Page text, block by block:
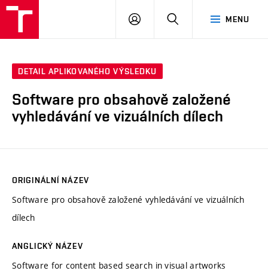
MENU
PŘIHLÁSIT
DETAIL APLIKOVANÉHO VÝSLEDKU
Software pro obsahově založené
vyhledávání ve vizuálních dílech
ORIGINÁLNÍ NÁZEV
Software pro obsahově založené vyhledávání ve vizuálních
dílech
ANGLICKÝ NÁZEV
Software for content based search in visual artworks